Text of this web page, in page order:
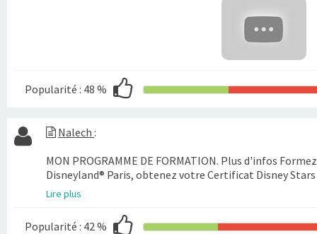
Popularité : 48 %
Nalech :
MON PROGRAMME DE FORMATION. Plus d'infos
Disneyland® Paris, obtenez votre Certificat Disney Stars
Lire plus
Popularité : 42 %